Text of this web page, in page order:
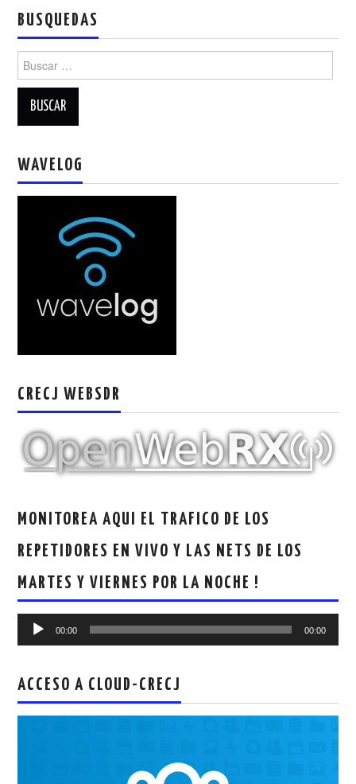
BUSQUEDAS
Buscar:
WAVELOG
CRECJ WEBSDR
MONITOREA AQUI EL TRAFICO DE LOS
REPETIDORES EN VIVO Y LAS NETS DE LOS
MARTES Y VIERNES POR LA NOCHE !
Reproductor
00:00 00:00
ACCESO A CLOUD-CRECJ